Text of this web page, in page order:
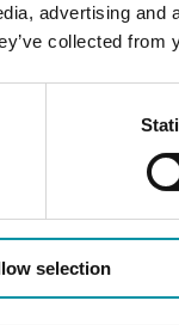
advertising
collected
selection
Elemento
Serbatoio di
Misura
Temperatura